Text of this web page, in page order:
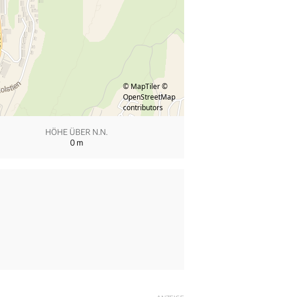
© MapTiler ©
OpenStreetMap
contributors
HÖHE ÜBER N.N.
0 m